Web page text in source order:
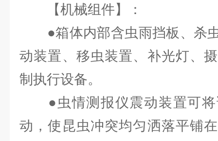
【机械组件】：
●箱体内部含虫雨挡板、杀
动装置、移虫装置、补光灯、
制执行设备。
●虫情测报仪震动装置可将
动，使昆虫冲突均匀洒落平铺